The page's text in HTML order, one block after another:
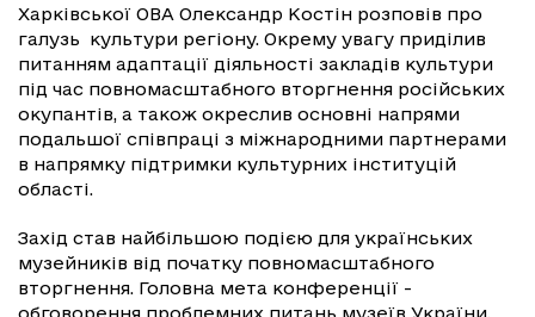
Харківської ОВА Олександр Костін розповів про
галузь культури регіону. Окрему увагу приділив
питанням адаптації діяльності закладів культури
під час повномасштабного вторгнення російських
окупантів, а також окреслив основні напрями
подальшої співпраці з міжнародними партнерами
в напрямку підтримки культурних інституцій
області.
Захід став найбільшою подією для українських
музейників від початку повномасштабного
вторгнення. Головна мета конференції -
обговорення проблемних питань музеїв України,